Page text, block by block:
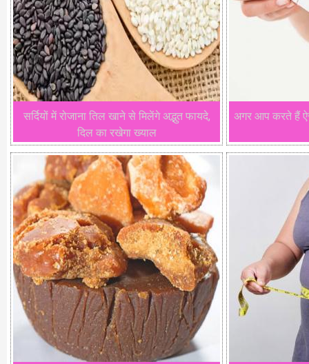
सर्दियों में रोजाना तिल खाने से मिलेंगे अद्भुत फायदे,
दिल का रखेगा ख्याल
अगर आप करते हैं